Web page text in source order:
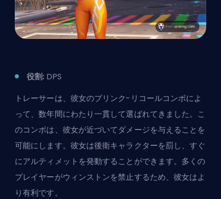
役割: DPS
トレーサーは、彼女のブリンク-リコールコンボによ
って、数年間にわたり一貫して選ばれてきました。こ
のコンボは、彼女が近づいてダメージを与えることを
可能にします。彼女は後衛キャラクターを罰し、すぐ
にアルティメットを発動することができます。多くの
プレイヤーがウィンストンを禁止するため、彼女はよ
り有利です。